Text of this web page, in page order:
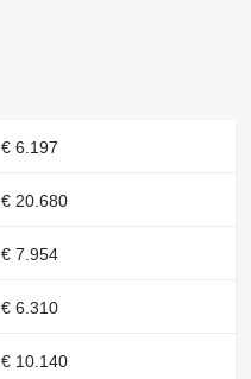
€ 6.197
€ 20.680
€ 7.954
€ 6.310
€ 10.140